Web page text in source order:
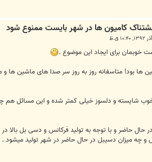
خوبمان برای ایجاد این موضوع .
بود! متاسفانه روز به روز سر صدا های ماشین ها
شایسته و دلسوز خیلی کمتر شده و این مسائل هم
حال حاضر و با توجه به تولید فرکانس و دسی بل بالا
و چه میزان دسیبل در حال حاضر در شهر تولید میشود .